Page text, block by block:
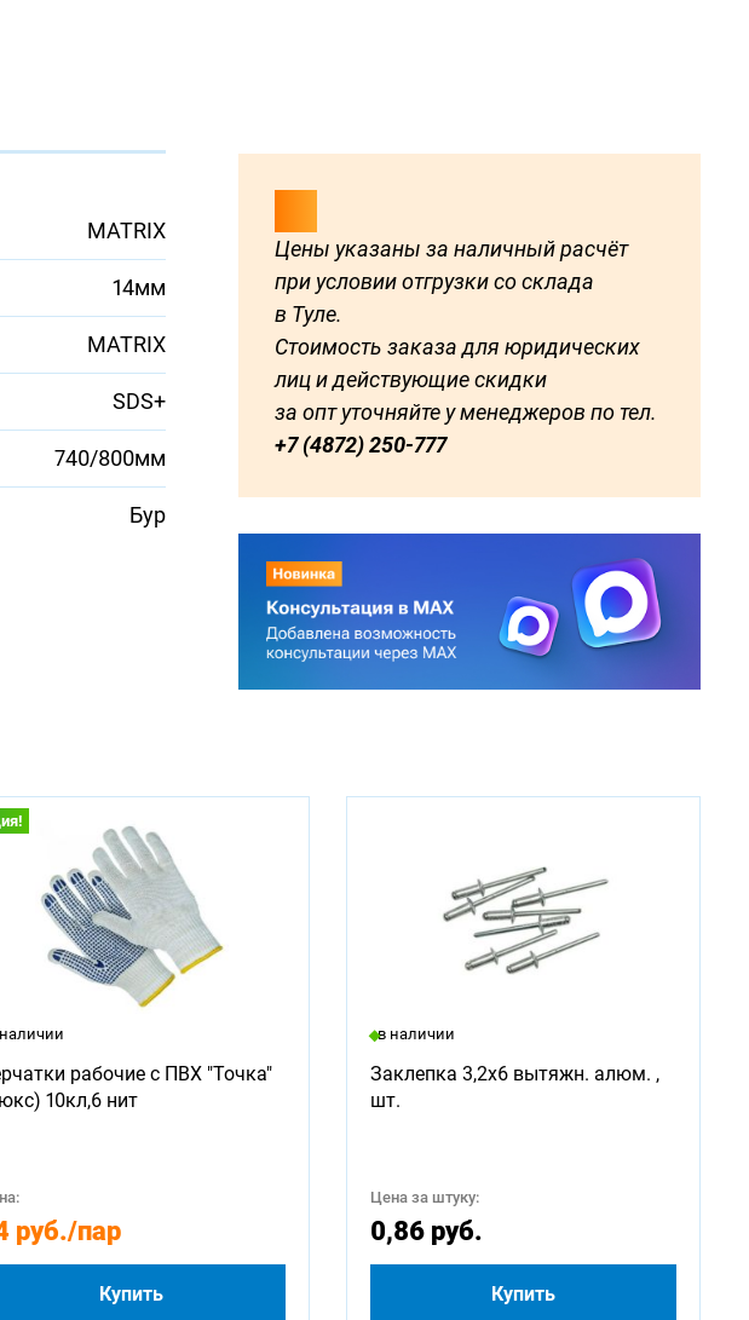
MATRIX
14мм
MATRIX
SDS+
740/800мм
Бур
Цены указаны за наличный расчёт
при условии отгрузки со склада
в Туле.
Стоимость заказа для юридических
лиц и действующие скидки
за опт уточняйте у менеджеров по тел.
+7 (4872) 250-777
рабочие с ПВХ "Точка"
10кл,6 нит
руб./пар
Купить
в наличии
Заклепка 3,2х6 вытяжн. алюм. ,
шт.
Цена за штуку:
0,86 руб.
Купить